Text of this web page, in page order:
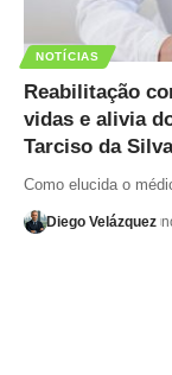
NOTÍCIAS
Reabilitação
vidas e alivia
Tarciso da
Como elucida o
Diego Velázquez